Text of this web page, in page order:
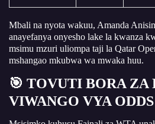
Mbali na nyota wakuu, Amanda
anayefanya onyesho lake la kwanza
msimu mzuri uliompa taji la Qatar
mshangao mkubwa wa mwaka huu.
🎯 TOVUTI BORA
VIWANGO VYA ODDS